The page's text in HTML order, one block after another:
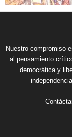
Nuestro compromiso
al pensamiento
democrática y